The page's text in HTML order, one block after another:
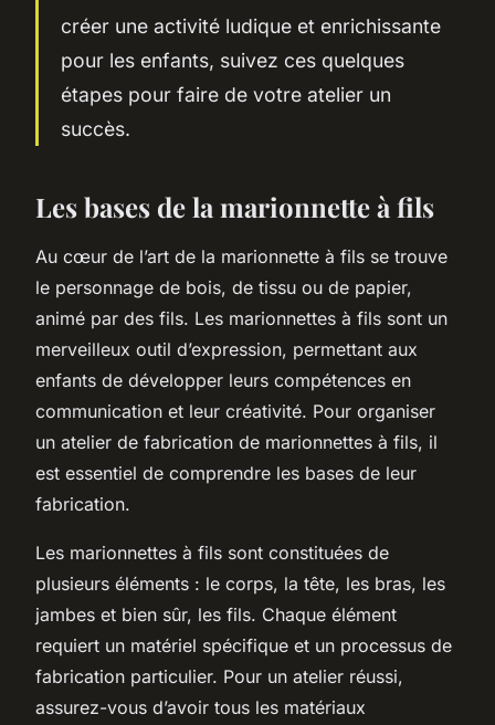
créer une activité ludique et enrichissante
pour les enfants, suivez ces quelques
étapes pour faire de votre atelier un
succès.
Les bases de la marionnette à fils
Au cœur de l’art de la marionnette à fils se trouve
le personnage de bois, de tissu ou de papier,
animé par des fils. Les marionnettes à fils sont un
merveilleux outil d’expression, permettant aux
enfants de développer leurs compétences en
communication et leur créativité. Pour organiser
un atelier de fabrication de marionnettes à fils, il
est essentiel de comprendre les bases de leur
fabrication.
Les marionnettes à fils sont constituées de
plusieurs éléments : le corps, la tête, les bras, les
jambes et bien sûr, les fils. Chaque élément
requiert un matériel spécifique et un processus de
fabrication particulier. Pour un atelier réussi,
assurez-vous d’avoir tous les matériaux